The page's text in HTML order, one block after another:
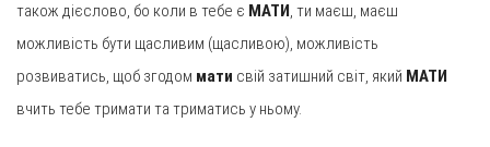
також дієслово, бо коли в тебе є МАТИ, ти маєш, маєш
можливість бути щасливим (щасливою), можливість
розвиватись, щоб згодом мати свій затишний світ, який МАТИ
вчить тебе тримати та триматись у ньому.